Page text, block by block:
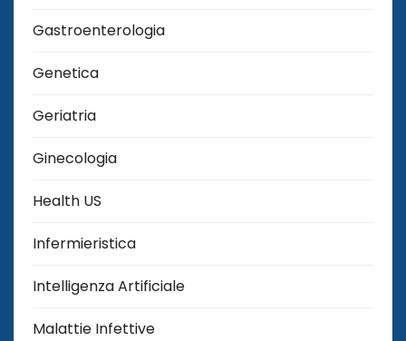
Gastroenterologia
Genetica
Geriatria
Ginecologia
Health US
Infermieristica
Intelligenza Artificiale
Malattie Infettive